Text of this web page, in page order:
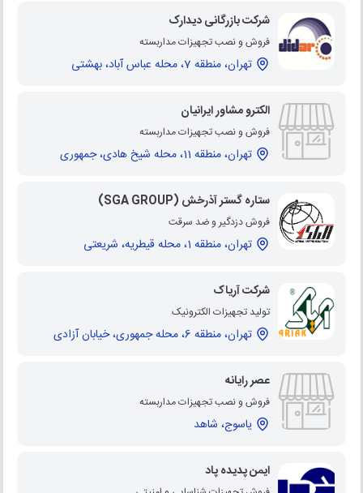
شرکت بازرگانی دیدارک
فروش و نصب تجهیزات مداربسته
تهران، منطقه 7، محله عباس آباد، بهشتی
الکترو مشاور ایرانیان
فروش و نصب تجهیزات مداربسته
تهران، منطقه 11، محله شیخ هادی، جمهوری
ستاره گستر آذرخش (SGA GROUP)
فروش دزدگیر و ضد سرقت
تهران، منطقه 1، محله قیطریه، شریعتی
شرکت آریاک
تولید تجهیزات الکترونیک
تهران، منطقه 6، محله جمهوری، خیابان آزادی
عصر رایانه
فروش و نصب تجهیزات مداربسته
یاسوج، شاهد
ایمن پدیده پاد